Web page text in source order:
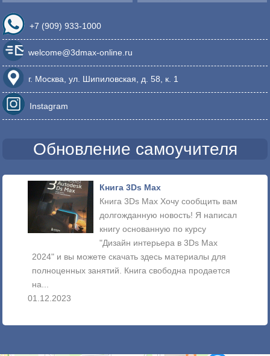
+7 (909) 933-1000
welcome@3dmax-online.ru
г. Москва, ул. Шипиловская, д. 58, к. 1
Instagram
Обновление самоучителя
Книга 3Ds Max
Книга 3Ds Max Хочу сообщить вам
долгожданную новость! Я написал
книгу основанную по курсу
"Дизайн интерьера в 3Ds Max
2024" и вы можете скачать здесь материалы для
полноценных занятий. Книга свободна продается
на...
01.12.2023